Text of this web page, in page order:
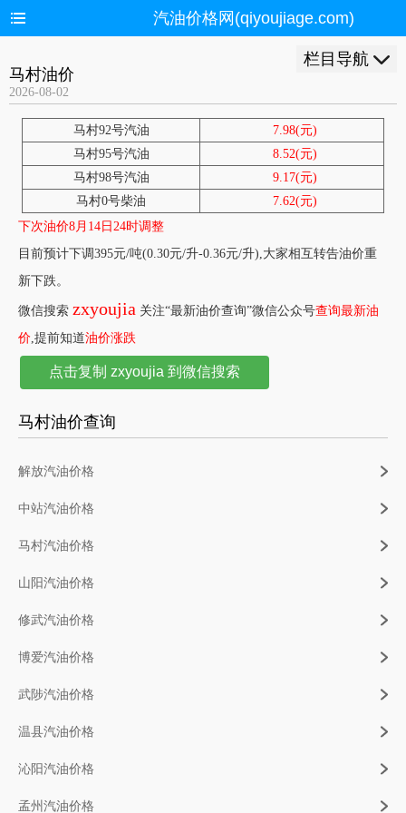
汽油价格网(qiyoujiage.com)
栏目导航
马村油价
2026-08-02
马村92号汽油
7.98(元)
马村95号汽油
8.52(元)
马村98号汽油
9.17(元)
马村0号柴油
7.62(元)
下次油价8月14日24时调整
目前预计下调395元/吨(0.30元/升-0.36元/升),大家相互转告油价重
新下跌。
微信搜索 zxyoujia 关注“最新油价查询”微信公众号查询最新油
价,提前知道油价涨跌
点击复制 zxyoujia 到微信搜索
马村油价查询
解放汽油价格
中站汽油价格
马村汽油价格
山阳汽油价格
修武汽油价格
博爱汽油价格
武陟汽油价格
温县汽油价格
沁阳汽油价格
孟州汽油价格